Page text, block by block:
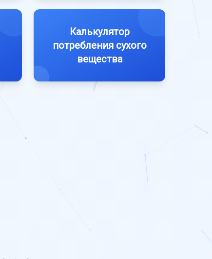
Калькулятор
потребления сухого
вещества